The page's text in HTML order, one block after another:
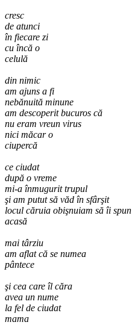
cresc
de atunci
în fiecare zi
cu încă o
celulă
din nimic
am ajuns a fi
nebănuită minune
am descoperit bucuros că
nu eram vreun virus
nici măcar o
ciupercă
ce ciudat
după o vreme
mi-a înmugurit trupul
şi am putut să văd în sfârşit
locul căruia obişnuiam să îi spun
acasă
mai târziu
am aflat că se numea
pântece
şi cea care îl căra
avea un nume
la fel de ciudat
mama